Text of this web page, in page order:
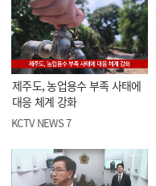
제주도, 농업용수 부족 사태에
대응 체계 강화
KCTV NEWS 7